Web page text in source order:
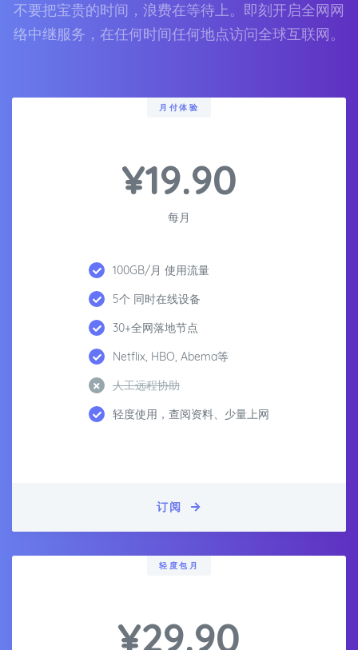
不要把宝贵的时间，浪费在等待上。即刻开启全网网
络中继服务，在任何时间任何地点访问全球互联网。
月付体验
¥19.90
每月
100GB/月 使用流量
5个 同时在线设备
30+全网落地节点
Netflix, HBO, Abema等
人工远程协助
轻度使用，查阅资料、少量上网
订阅
轻度包月
¥29.90